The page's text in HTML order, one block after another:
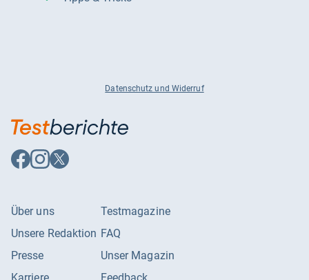
Datenschutz und Widerruf
Auf
Facebook
Auf
Instagram
Auf
X
Über uns
Unsere Redaktion
Presse
Testmagazine
FAQ
Unser Magazin